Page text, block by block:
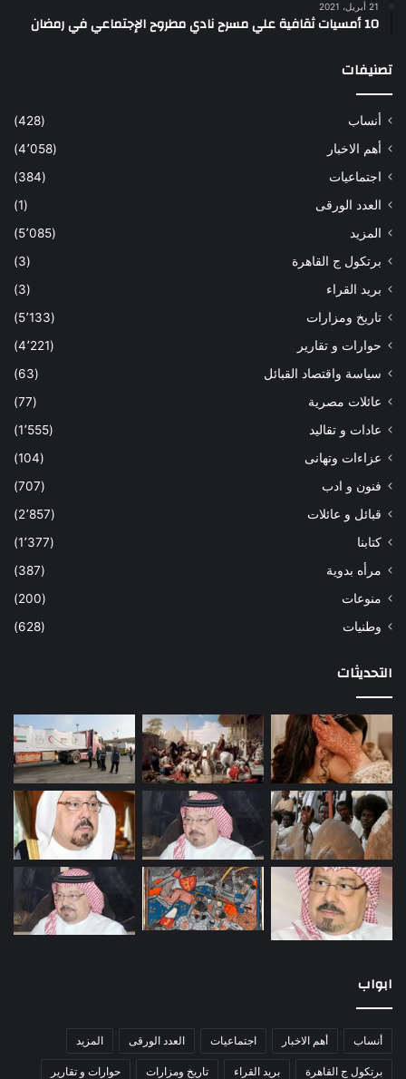
21 أبريل، 2021
10 أمسيات ثقافية علي مسرح نادي مطروح الإجتماعي في رمضان
تصنيفات
أنساب
(428)
أهم الاخبار
(4٬058)
اجتماعيات
(384)
العدد الورقى
(1)
المزيد
(5٬085)
برتكول ج القاهرة
(3)
بريد القراء
(3)
تاريخ ومزارات
(5٬133)
حوارات و تقارير
(4٬221)
سياسة واقتصاد القبائل
(63)
عائلات مصرية
(77)
عادات و تقاليد
(1٬555)
عزاءات وتهانى
(104)
فنون و ادب
(707)
قبائل و عائلات
(2٬857)
كتابنا
(1٬377)
مرأه بدوية
(387)
منوعات
(200)
وطنيات
(628)
التحديثات
ابواب
أنساب أهم الاخبار اجتماعيات العدد الورقى المزيد
برتكول ج القاهرة بريد القراء تاريخ ومزارات حوارات و تقارير